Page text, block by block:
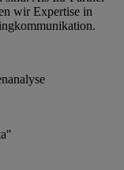
wir Expertise in